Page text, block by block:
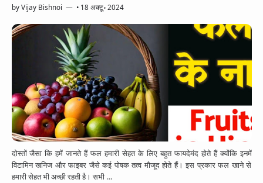
byVijay Bishnoi • 18 अक्टू॰ 2024
दोस्तों जैसा कि हमें जानते हैं फल हमारी सेहत के लिए बहुत फायदेमंद होते हैं क्योंकि इनमें
विटामिन खनिज और फाइबर जैसे कई पोषक तत्व मौजूद होते हैं। इस प्रकार फल खाने से
हमारी सेहत भी अच्छी रहती है। सभी …